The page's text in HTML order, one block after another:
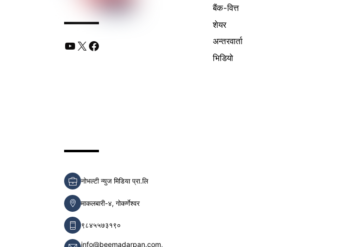
YouTube
X Facebook
बैंक-वित्त
शेयर
अन्तरवार्ता
भिडियो
नोभल्टी न्युज मिडिया प्रा.लि
माकलबारी-४, गोकर्णेश्वर
९८४५५७३१९०
info@beemadarpan.com,